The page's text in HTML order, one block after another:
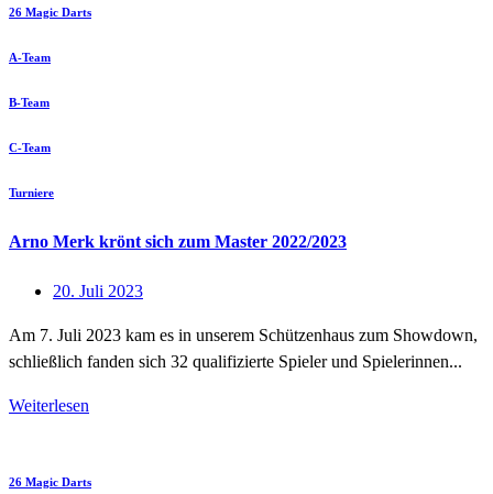
26 Magic Darts
A-Team
B-Team
C-Team
Turniere
Arno Merk krönt sich zum Master 2022/2023
20. Juli 2023
Am 7. Juli 2023 kam es in unserem Schützenhaus zum Showdown,
schließlich fanden sich 32 qualifizierte Spieler und Spielerinnen...
Weiterlesen
26 Magic Darts